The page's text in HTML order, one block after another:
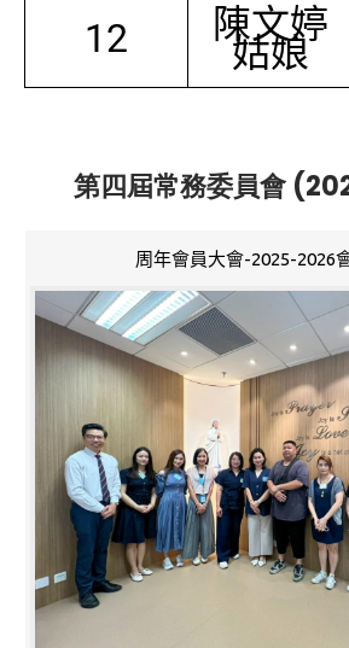
12 陳文婷
姑娘
第四屆常務委員會
周年會員大會-2025-2026